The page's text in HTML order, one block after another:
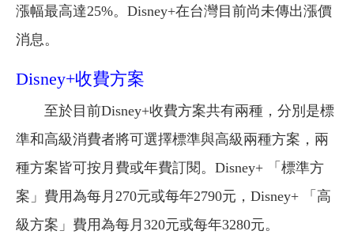
漲幅最高達25%。Disney+在台灣目前尚未傳出漲價
消息。
Disney+收費方案
至於目前Disney+收費方案共有兩種，分別是標
準和高級消費者將可選擇標準與高級兩種方案，兩
種方案皆可按月費或年費訂閱。Disney+ 「標準方
案」費用為每月270元或每年2790元，Disney+ 「高
級方案」費用為每月320元或每年3280元。